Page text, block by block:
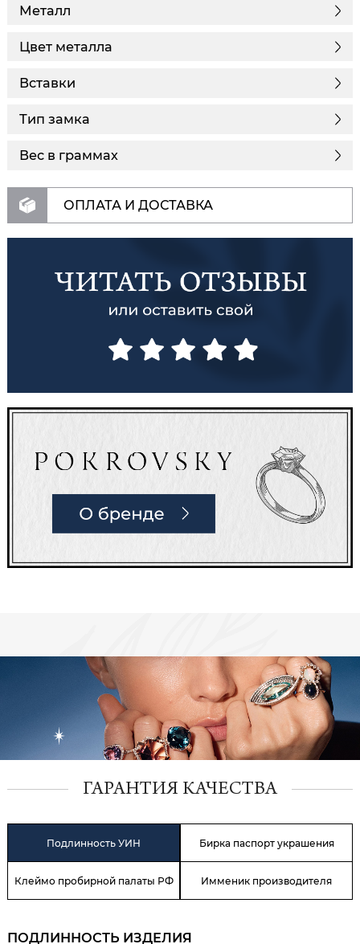
Металл
Цвет металла
Вставки
Тип замка
Вес в граммах
ОПЛАТА И ДОСТАВКА
ГАРАНТИЯ КАЧЕСТВА
Подлинность УИН Бирка паспорт украшения
Клеймо пробирной палаты РФ Имменик производителя
ПОДЛИННОСТЬ ИЗДЕЛИЯ